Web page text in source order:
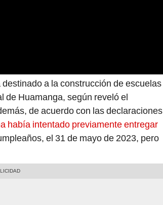
a la construcción de escuelas
de Huamanga, según reveló el
de acuerdo con las declaraciones
había intentado previamente entregar
el 31 de mayo de 2023, pero